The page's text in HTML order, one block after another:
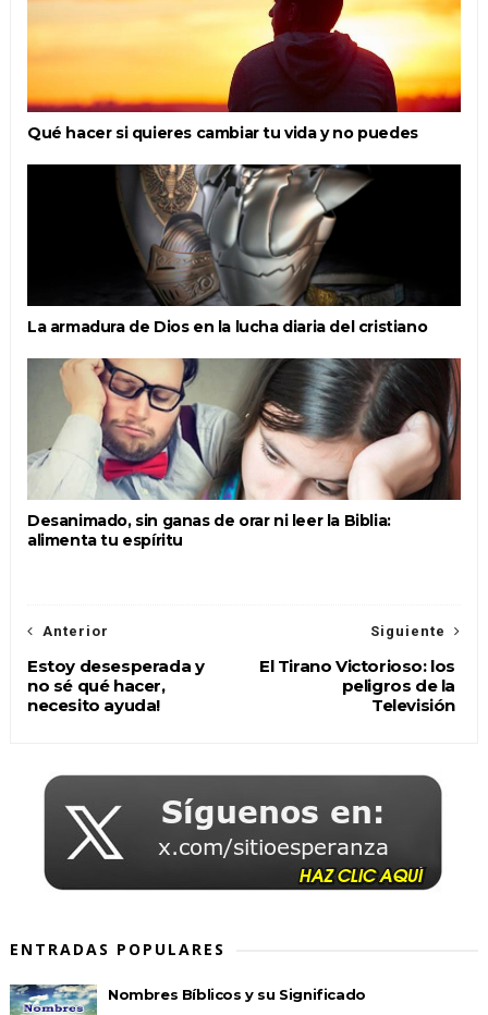
Qué hacer si quieres cambiar tu vida y no puedes
La armadura de Dios en la lucha diaria del cristiano
Desanimado, sin ganas de orar ni leer la Biblia:
alimenta tu espíritu
Siguiente
El Tirano Victorioso: los
peligros de la
Televisión
Anterior
Estoy desesperada y
no sé qué hacer,
necesito ayuda!
ENTRADAS POPULARES
Nombres Bíblicos y su Significado